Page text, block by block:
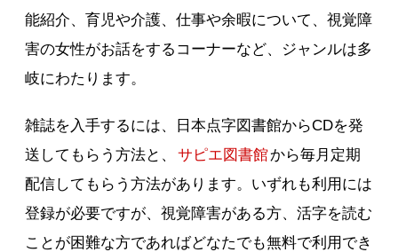
能紹介、育児や介護、仕事や余暇について、視覚障
害の女性がお話をするコーナーなど、ジャンルは多
岐にわたります。
雑誌を入手するには、日本点字図書館からCDを発
送してもらう方法と、
サピエ図書館から毎月定期
配信してもらう方法があります。いずれも利用には
登録が必要ですが、視覚障害がある方、活字を読む
ことが困難な方であればどなたでも無料で利用でき